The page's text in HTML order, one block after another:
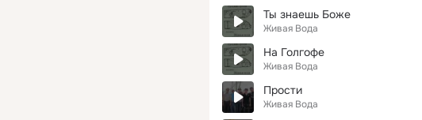
Ты знаешь Боже
Живая Вода
На Голгофе
Живая Вода
Прости
Живая Вода